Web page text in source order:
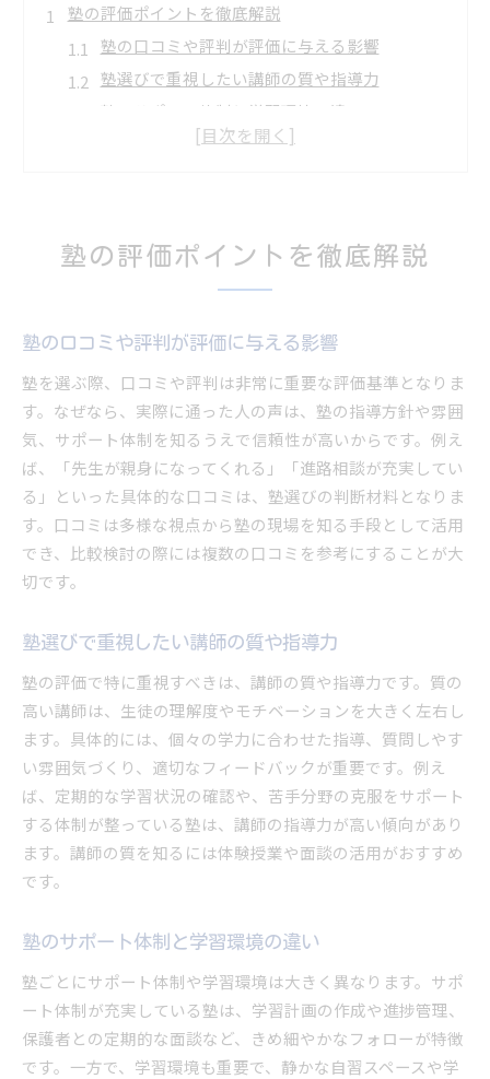
塾の評価ポイントを徹底解説
塾の口コミや評判が評価に与える影響
塾選びで重視したい講師の質や指導力
塾のサポート体制と学習環境の違い
塾の合格実績が評価される理由とは
口コミでわかる塾選びの極意
塾の口コミで本当に知りたい情報の探し方
塾ナビや塾シルなど口コミサイトの活用法
塾 口コミ 書き方で注意すべき点と信頼性
口コミと塾選びを結びつける評価の基準
塾おすすめ情報を口コミから見極めるコツ
塾選びに迷う方へ役立つ情報集
塾比較 サイト ランキングの賢い使い方
塾の評判や口コミを参考にする判断基準
塾選びで気をつけたいポイントの整理
信頼できる塾を見極めるコツ
塾のサポート体制や実績を評価する視点
塾の評判が安定している理由と特徴
口コミから信頼できる塾を見抜く方法
塾比較 サイト ランキングとの付き合い方
塾の授業形式や指導法が評価に直結する訳
評判や口コミを活かした学習塾比較
塾 口コミ 書き方による印象の違いを知る
塾ナビ 口コミを比較分析するポイント
塾比較 サイト ランキングの見極め方
塾の評価ポイントを徹底解説
塾の口コミや評判が評価に与える影響
塾を選ぶ際、口コミや評判は非常に重要な評価基準となりま
す。なぜなら、実際に通った人の声は、塾の指導方針や雰囲
気、サポート体制を知るうえで信頼性が高いからです。例え
ば、「先生が親身になってくれる」「進路相談が充実してい
る」といった具体的な口コミは、塾選びの判断材料となりま
す。口コミは多様な視点から塾の現場を知る手段として活用
でき、比較検討の際には複数の口コミを参考にすることが大
切です。
塾選びで重視したい講師の質や指導力
塾の評価で特に重視すべきは、講師の質や指導力です。質の
高い講師は、生徒の理解度やモチベーションを大きく左右し
ます。具体的には、個々の学力に合わせた指導、質問しやす
い雰囲気づくり、適切なフィードバックが重要です。例え
ば、定期的な学習状況の確認や、苦手分野の克服をサポート
する体制が整っている塾は、講師の指導力が高い傾向があり
ます。講師の質を知るには体験授業や面談の活用がおすすめ
です。
塾のサポート体制と学習環境の違い
塾ごとにサポート体制や学習環境は大きく異なります。サポ
ート体制が充実している塾は、学習計画の作成や進捗管理、
保護者との定期的な面談など、きめ細やかなフォローが特徴
です。一方で、学習環境も重要で、静かな自習スペースや学